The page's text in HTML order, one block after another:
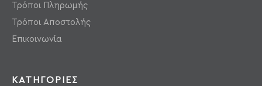
Τρόποι Πληρωμής
Τρόποι Αποστολής
Επικοινωνία
ΚΑΤΗΓΟΡΙΕΣ